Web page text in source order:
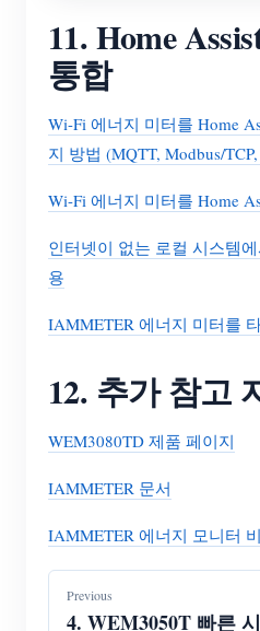
11. Home
통합
Wi-Fi 에너지 미터를 Home
지 방법 (MQTT, Modbus/
Wi-Fi 에너지 미터를 Home
인터넷이 없는 로컬 시스템
용
IAMMETER 에너지 미터를
12. 추가 참고
WEM3080TD 제품 페이지
IAMMETER 문서
IAMMETER 에너지 모니터
Previous
4. WEM3050T 빠른